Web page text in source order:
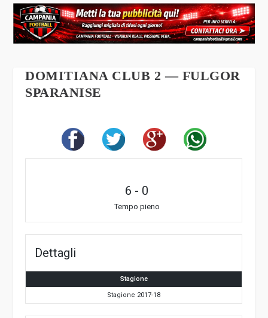
DOMITIANA CLUB 2 — FULGOR
SPARANISE
6 - 0
Tempo pieno
Dettagli
Stagione
Stagione 2017-18